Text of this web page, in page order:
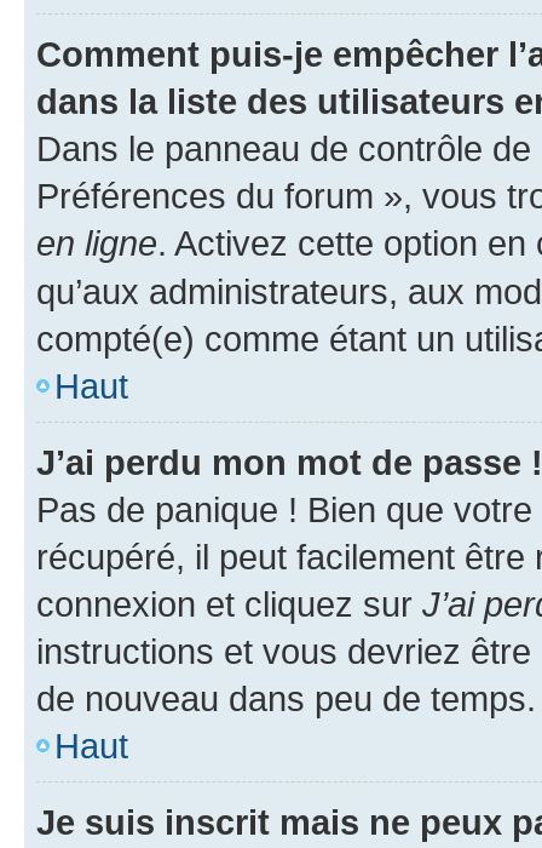
Comment puis-je empêcher
dans la liste des utilisateurs
Dans le panneau de contrôle
Préférences du forum », vous
en ligne. Activez cette option
qu’aux administrateurs, aux
compté(e) comme étant un
Haut
J’ai perdu mon mot de passe !
Pas de panique ! Bien que
récupéré, il peut facilement
connexion et cliquez sur J’ai
instructions et vous devriez
de nouveau dans peu de temps.
Haut
Je suis inscrit mais ne peux